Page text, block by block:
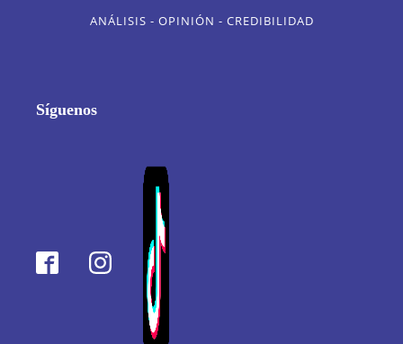
ANÁLISIS - OPINIÓN - CREDIBILIDAD
Síguenos